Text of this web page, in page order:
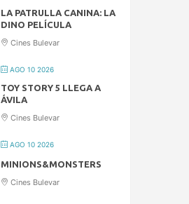
LA PATRULLA CANINA: LA
DINO PELÍCULA
Cines Bulevar
AGO 10 2026
TOY STORY 5 LLEGA A
ÁVILA
Cines Bulevar
AGO 10 2026
MINIONS&MONSTERS
Cines Bulevar